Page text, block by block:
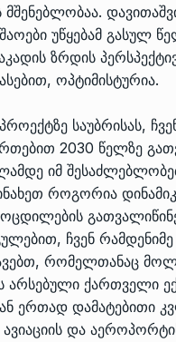
უწყებამ გასულ
ზრდის
ოპტიმისტურია.
საუბრისას,
2030 წელზე
იმ
როგორია
ჩვენ
რომელთანაც
არსებული ქართველი
ერთად დამატებითი
და აეროპორტის